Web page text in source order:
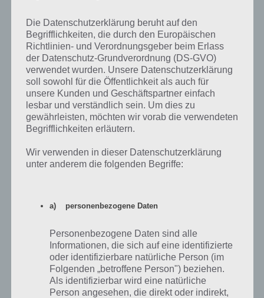
dann weitere Attraktionen hinzu. So muss ein Lebkuchenhaus,
Exoten-Streichelzoo, Rentier-Burger-Truck und vieles mehr errichtet
werden.
Im Laufe des Winter 2015 Event in Simpsons
Springfield kannst du zahlreiche Attraktionen
errichten – (c) EA
Die Datenschutzerklärung beruht auf den
Begrifflichkeiten, die durch den Europäischen
Richtlinien- und Verordnungsgeber beim Erlass
der Datenschutz-Grundverordnung (DS-GVO)
verwendet wurden. Unsere Datenschutzerklärung
soll sowohl für die Öffentlichkeit als auch für
unsere Kunden und Geschäftspartner einfach
lesbar und verständlich sein. Um dies zu
gewährleisten, möchten wir vorab die verwendeten
Begrifflichkeiten erläutern.
Wir verwenden in dieser Datenschutzerklärung
unter anderem die folgenden Begriffe:
a) personenbezogene Daten
Personenbezogene Daten sind alle
Informationen, die sich auf eine identifizierte
oder identifizierbare natürliche Person (im
Folgenden „betroffene Person") beziehen.
Als identifizierbar wird eine natürliche
Person angesehen, die direkt oder indirekt,